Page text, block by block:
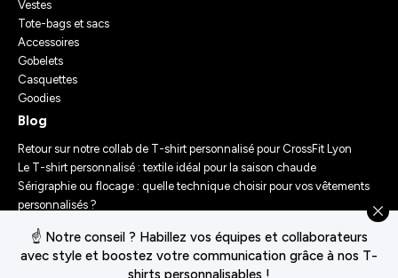
☝️ Notre conseil ? Habillez vos équipes et collaborateurs
avec style et boostez votre communication grâce à nos T-
shirts personnalisables !
Vestes
Tote-bags et sacs
Accessoires
Gobelets
Casquettes
Goodies
Blog
Retour sur notre collab de T-shirt personnalisé pour CrossFit Lyon
Le T-shirt personnalisé : textile idéal pour la saison chaude
Sérigraphie ou flocage : quelle technique choisir pour vos vêtements
personnalisés ?
Le Festival Chasseur d’Orage : Un Merch Sur-Mesure pour un
Événement Unique